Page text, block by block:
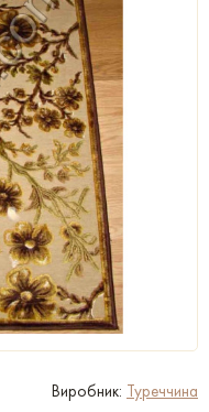
Виробник: Туреччина